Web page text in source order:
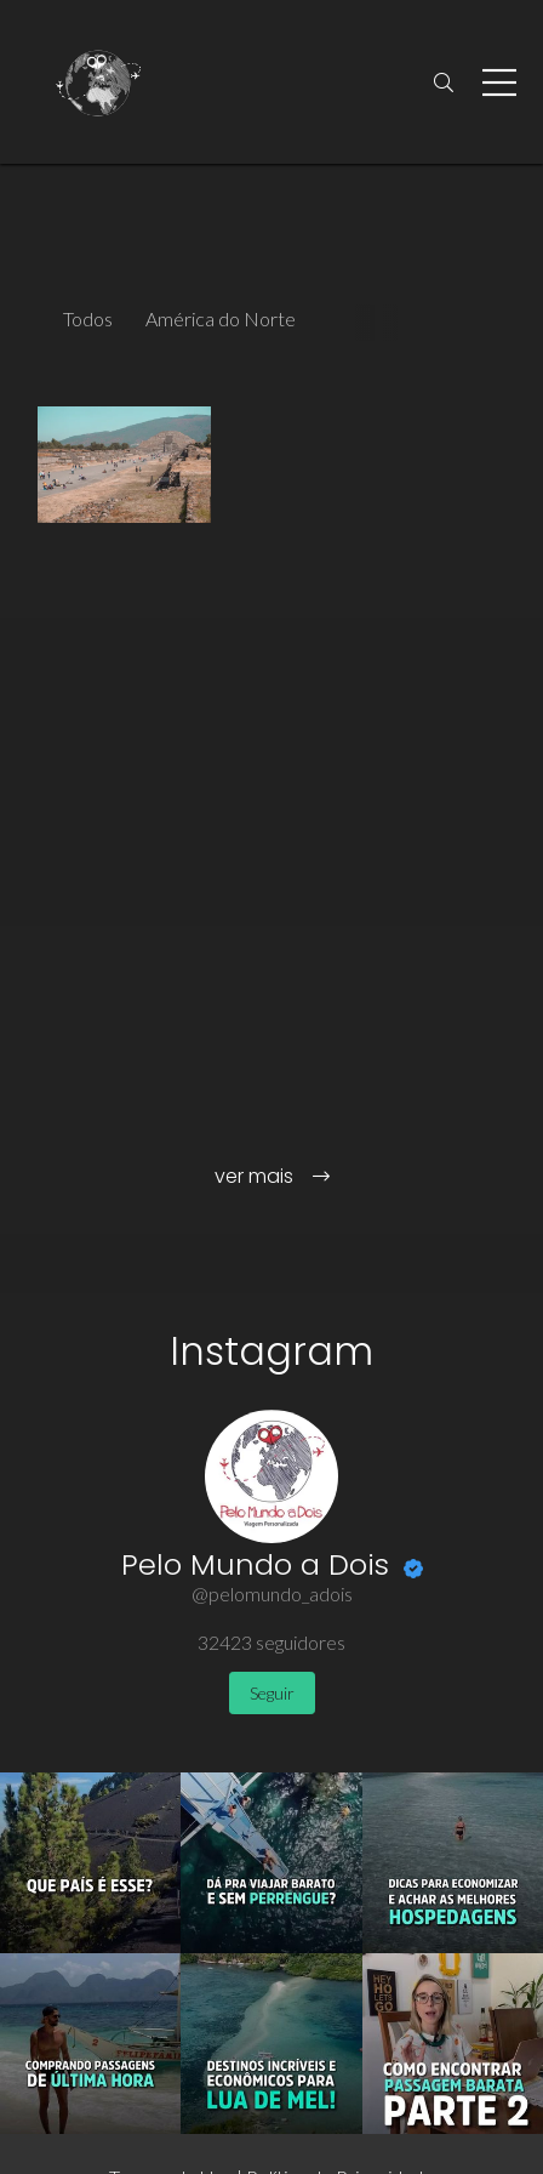
Todos América do Norte
ver mais
Instagram
Pelo Mundo a Dois
@pelomundo_adois
32423 seguidores
Seguir